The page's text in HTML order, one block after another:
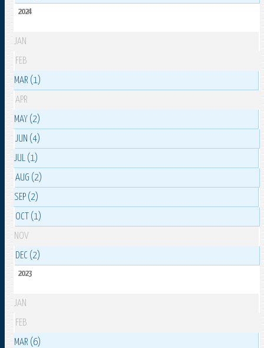
2024
JAN
FEB
MAR (1)
APR
MAY (2)
JUN (4)
JUL (1)
AUG (2)
SEP (2)
OCT (1)
NOV
DEC (2)
2023
JAN
FEB
MAR (6)